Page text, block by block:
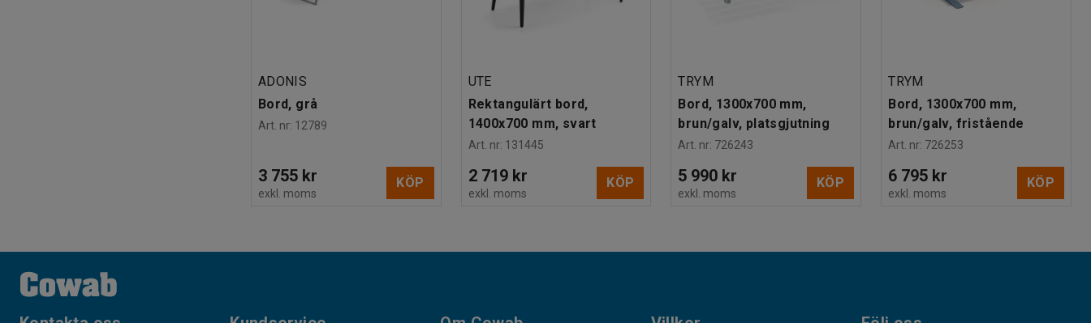
ADONIS
Bord, grå
Art. nr: 12789
3 755 kr
exkl. moms
KÖP
UTE
Rektangulärt bord,
1400x700 mm, svart
Art. nr: 131445
2 719 kr
exkl. moms
KÖP
TRYM
Bord, 1300x700 mm,
brun/galv, platsgjutning
Art. nr: 726243
5 990 kr
exkl. moms
KÖP
TRYM
Bord, 1300x700 mm,
brun/galv, fristående
Art. nr: 726253
6 795 kr
exkl. moms
KÖP